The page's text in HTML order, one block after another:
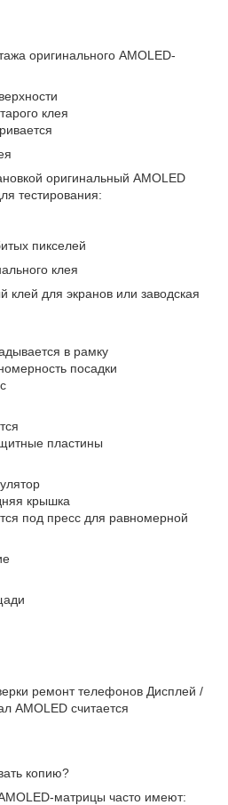
оригинального AMOLED-
клея
оригинальный AMOLED
тестирования:
пикселей
клея
клей для экранов или заводская
в рамку
посадки
пластины
крышка
под пресс для равномерной
ремонт телефонов Дисплей /
AMOLED считается
копию?
матрицы часто имеют: